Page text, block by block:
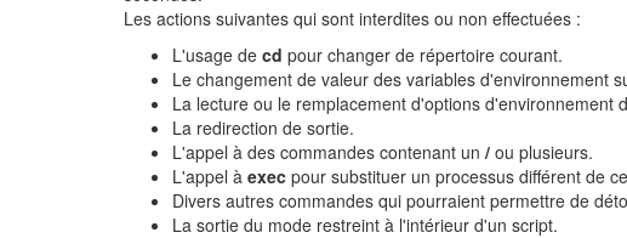
Les actions suivantes qui sont interdites ou non effectuées :
L'usage de cd pour changer de répertoire courant.
Le changement de valeur des variables d'environnement
La lecture ou le remplacement d'options d'environnement
La redirection de sortie.
L'appel à des commandes contenant un / ou plusieurs.
L'appel à exec pour substituer un processus différent de
Divers autres commandes qui pourraient permettre de
La sortie du mode restreint à l'intérieur d'un script.